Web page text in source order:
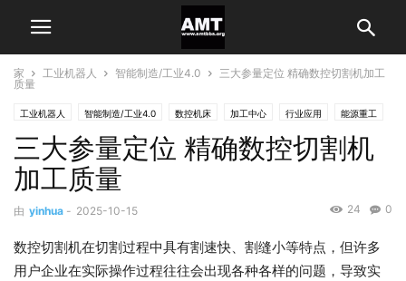
家 工业机器人 智能制造/工业4.0
三大参量定位 精确数控切割机加工
质量
工业机器人 智能制造/工业4.0 数控机床 加工中心 行业应用 能源重工
三大参量定位 精确数控切割机
加工质量
由 yinhua - 2025-10-15 0
24
数控切割机在切割过程中具有割速快、割缝小等特点，但许多
用户企业在实际操作过程往往会出现各种各样的问题，导致实